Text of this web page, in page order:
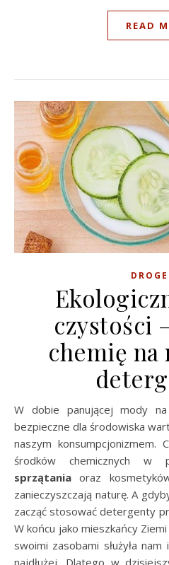
READ
czystości
chemię na
W dobie panującej mody na wszystko co naturalne i
bezpieczne dla środowiska
naszym konsumpcjonizmem.
środków chemicznych w
sprzątania oraz
zanieczyszczają naturę. A
zacząć stosować detergenty
W końcu jako mieszkańcy
swoimi zasobami służyła
najdłużej. Dlatego w